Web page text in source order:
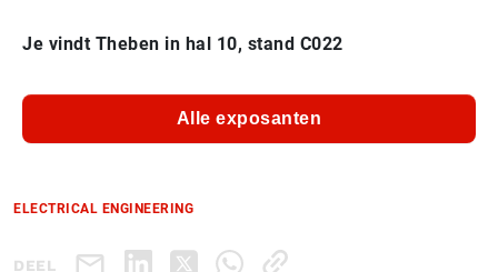
Je vindt Theben in hal 10, stand C022
Alle exposanten
ELECTRICAL ENGINEERING
DEEL